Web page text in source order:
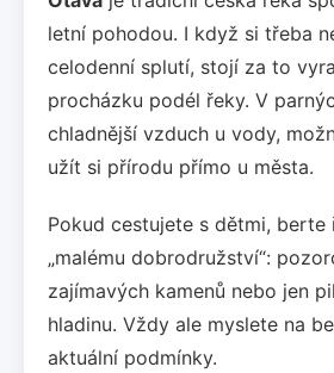
letní pohodou. I když si třeba
celodenní splutí, stojí za to
procházku podél řeky. V
chladnější vzduch u vody,
užít si přírodu přímo u města.
Pokud cestujete s dětmi,
„malému dobrodružství“:
zajímavých kamenů nebo jen
hladinu. Vždy ale myslete na
aktuální podmínky.